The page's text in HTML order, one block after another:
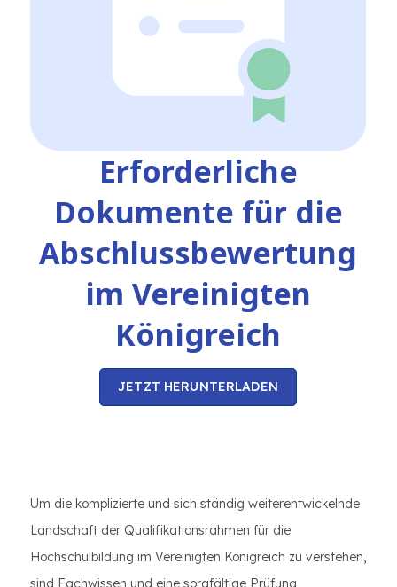
Erforderliche
Dokumente für die
Abschlussbewertung
im Vereinigten
Königreich
JETZT HERUNTERLADEN
Um die komplizierte und sich ständig weiterentwickelnde
Landschaft der Qualifikationsrahmen für die
Hochschulbildung im Vereinigten Königreich zu verstehen,
sind Fachwissen und eine sorgfältige Prüfung